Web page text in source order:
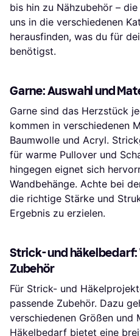
bis hin zu Nähzubehör –
uns in die verschiedenen
herausfinden, was du für
benötigst.
Garne: Auswahl und
Garne sind das Herzstück
kommen in verschiedenen
Baumwolle und Acryl.
für warme Pullover und
hingegen eignet sich
Wandbehänge. Achte bei
die richtige Stärke und
Ergebnis zu erzielen.
Strick- und häkelbedarf:
Zubehör
Für Strick- und
passende Zubehör. Dazu
verschiedenen Größen und
Häkelbedarf bietet eine